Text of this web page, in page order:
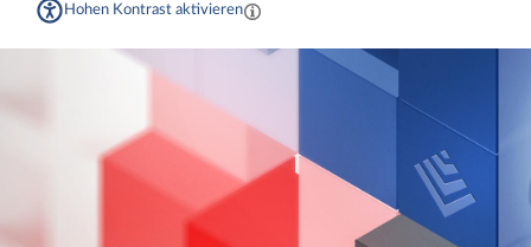
Hohen Kontrast aktivieren